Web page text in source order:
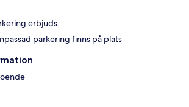
erbjuds.
parkering finns på plats